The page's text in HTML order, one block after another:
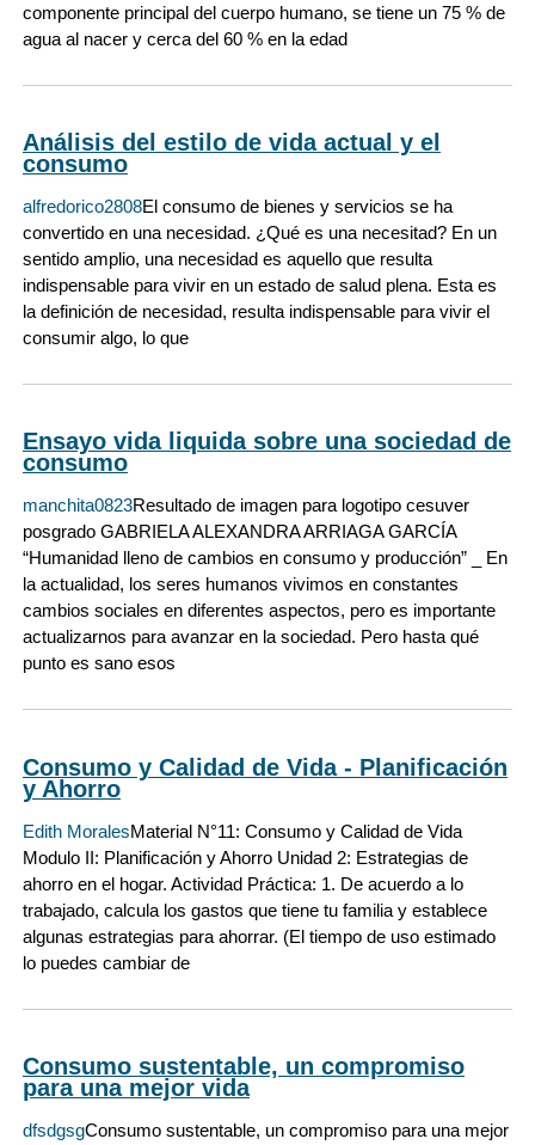
componente principal del cuerpo humano, se tiene un 75 % de
agua al nacer y cerca del 60 % en la edad
Análisis del estilo de vida actual y el
consumo
alfredorico2808El consumo de bienes y servicios se ha
convertido en una necesidad. ¿Qué es una necesitad? En un
sentido amplio, una necesidad es aquello que resulta
indispensable para vivir en un estado de salud plena. Esta es
la definición de necesidad, resulta indispensable para vivir el
consumir algo, lo que
Ensayo vida liquida sobre una sociedad de
consumo
manchita0823Resultado de imagen para logotipo cesuver
posgrado GABRIELA ALEXANDRA ARRIAGA GARCÍA
“Humanidad lleno de cambios en consumo y producción” _ En
la actualidad, los seres humanos vivimos en constantes
cambios sociales en diferentes aspectos, pero es importante
actualizarnos para avanzar en la sociedad. Pero hasta qué
punto es sano esos
Consumo y Calidad de Vida - Planificación
y Ahorro
Edith MoralesMaterial N°11: Consumo y Calidad de Vida
Modulo II: Planificación y Ahorro Unidad 2: Estrategias de
ahorro en el hogar. Actividad Práctica: 1. De acuerdo a lo
trabajado, calcula los gastos que tiene tu familia y establece
algunas estrategias para ahorrar. (El tiempo de uso estimado
lo puedes cambiar de
Consumo sustentable, un compromiso
para una mejor vida
dfsdgsgConsumo sustentable, un compromiso para una mejor